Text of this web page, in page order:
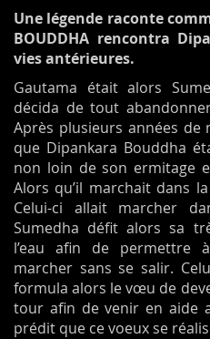
Une légende raconte
BOUDDHA rencontra
vies antérieures.
Gautama était alors
décida de tout
Après plusieurs années
que Dipankara Bouddha
non loin de son ermitage
Alors qu’il marchait dans
Celui-ci allait marcher
Sumedha défit alors sa
l’eau afin de permettre
marcher sans se salir.
formula alors le vœu de
tour afin de venir en aide
prédit que ce voeux se